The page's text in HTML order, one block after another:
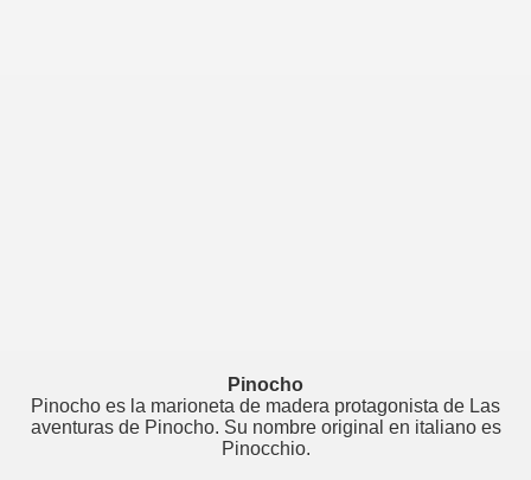
Pinocho
Pinocho es la marioneta de madera protagonista de Las
aventuras de Pinocho. Su nombre original en italiano es
Pinocchio.